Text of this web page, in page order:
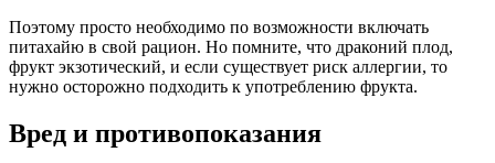
Поэтому просто необходимо по возможности включать
питахайю в свой рацион. Но помните, что драконий плод,
фрукт экзотический, и если существует риск аллергии, то
нужно осторожно подходить к употреблению фрукта.
Вред и противопоказания